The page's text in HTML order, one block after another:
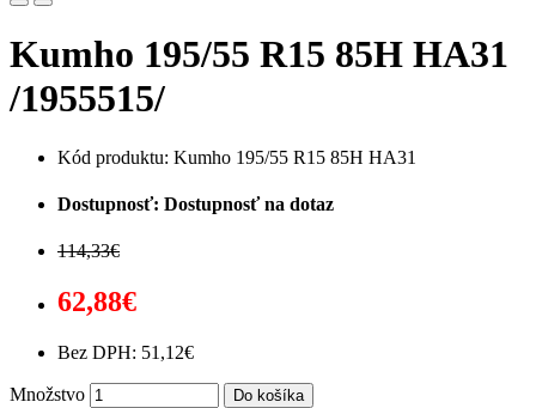
Kumho 195/55 R15 85H HA31
/1955515/
Kód produktu: Kumho 195/55 R15 85H HA31
Dostupnosť: Dostupnosť na dotaz
114,33€
62,88€
Bez DPH: 51,12€
Množstvo Do košíka